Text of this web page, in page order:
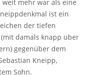
mehr war als eine
ist ein
der tiefen
damals knapp über
gegenüber dem
Kneipp,
Sohn.